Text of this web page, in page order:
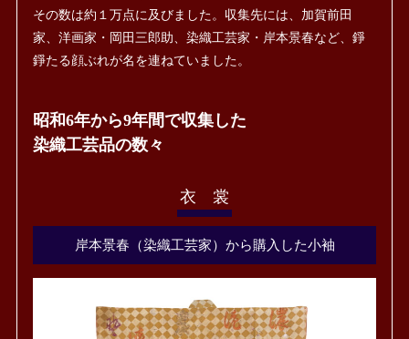
その数は約１万点に及びました。収集先には、加賀前田
家、洋画家・岡田三郎助、染織工芸家・岸本景春など、錚
錚たる顔ぶれが名を連ねていました。
昭和6年から9年間で収集した
染織工芸品の数々
衣 裳
岸本景春（染織工芸家）から購入した小袖